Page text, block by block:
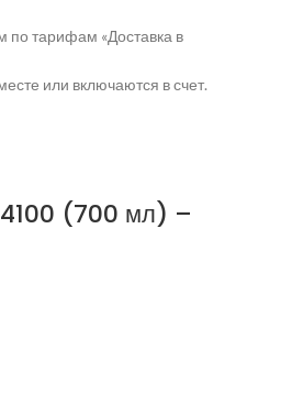
по тарифам «Доставка в
или включаются в счет.
(700 мл) –